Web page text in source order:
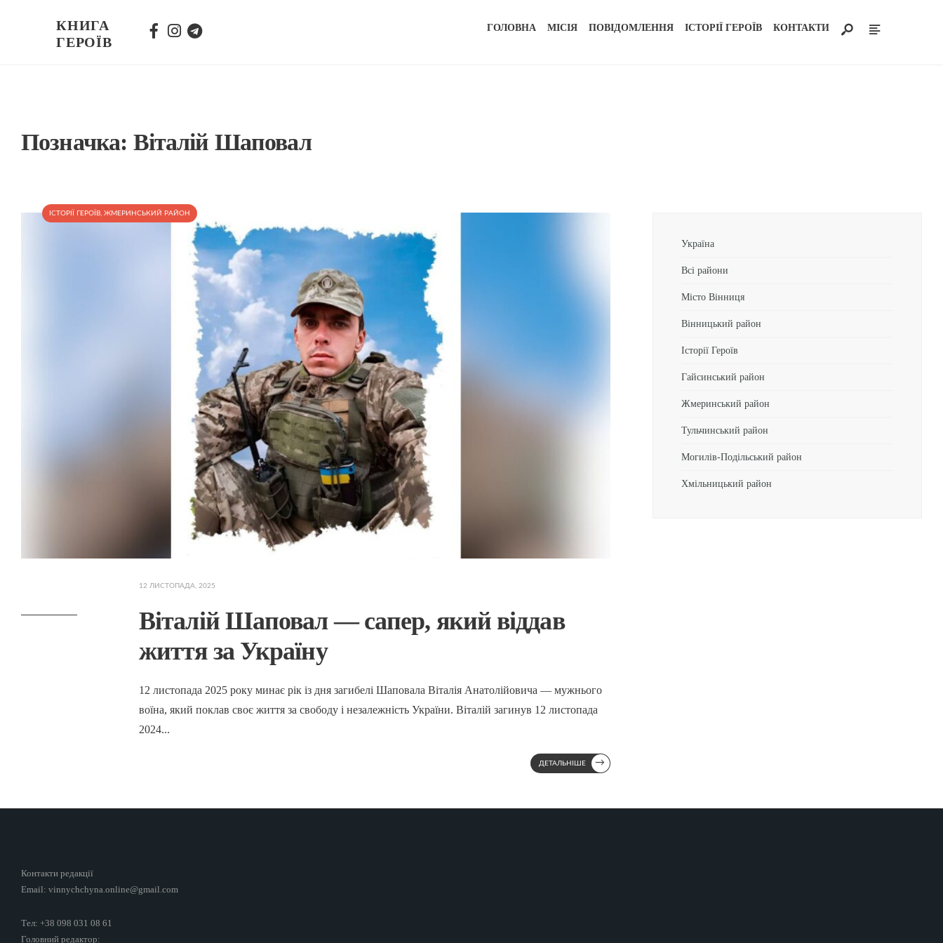
КНИГА
ГЕРОЇВ
ГОЛОВНА МІСІЯ ПОВІДОМЛЕННЯ ІСТОРІЇ ГЕРОЇВ КОНТАКТИ
Позначка: Віталій Шаповал
ІСТОРІЇ ГЕРОЇВ, ЖМЕРИНСЬКИЙ РАЙОН
12 ЛИСТОПАДА, 2025
Віталій Шаповал — сапер, який віддав
життя за Україну
12 листопада 2025 року минає рік із дня загибелі Шаповала Віталія Анатолійовича — мужнього
воїна, який поклав своє життя за свободу і незалежність України. Віталій загинув 12 листопада
2024...
ДЕТАЛЬНІШЕ →
Україна
Всі райони
Місто Вінниця
Вінницький район
Історії Героїв
Гайсинський район
Жмеринський район
Тульчинський район
Могилів-Подільський район
Хмільницький район
Контакти редакції
Email: vinnychchyna.online@gmail.com
Тел: +38 098 031 08 61
Головний редактор: